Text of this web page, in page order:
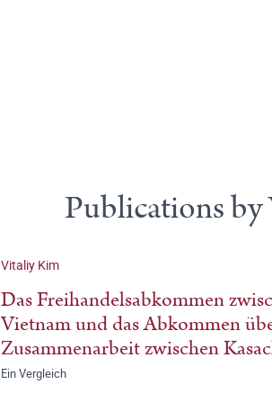
Publications
Vitaliy Kim
Das Freihandelsabkommen
Vietnam und das Abkommen
Zusammenarbeit zwischen
Ein Vergleich